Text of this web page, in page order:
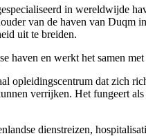
in wereldwijde
van de haven van Duqm
uit te breiden.
en werkt het samen
dat zich
verrijken. Het fungeert
dienstreizen,